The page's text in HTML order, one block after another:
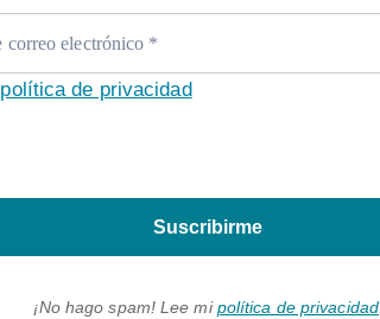
política de privacidad
Suscribirme
¡No hago spam! Lee mipolítica de privacidad